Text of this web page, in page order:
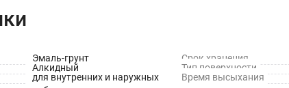
эмали, сохраняет защитные свойства в течение трёх лет.
Эмаль-грунт Срок хранения
Алкидный Тип поверхности
для внутренних и наружных
Время высыхания